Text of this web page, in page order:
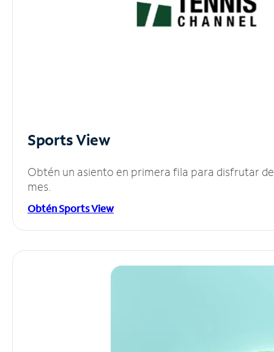
Sports View
Obtén un asiento en primera fila para disfrutar
mes.
Obtén Sports View